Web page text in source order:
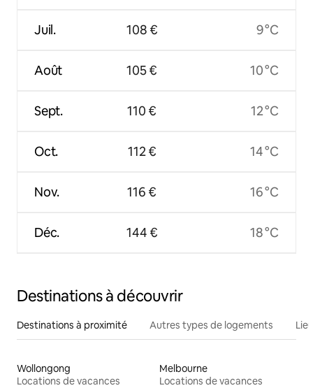
Juil.
Août
Sept.
Oct.
Nov.
Déc.
108 €
105 €
110 €
112 €
116 €
144 €
9 °C
10 °C
12 °C
14 °C
16 °C
18 °C
Destinations à découvrir
Destinations à proximité Autres types de logements
Wollongong
Locations de vacances
Melbourne
Locations de vacances